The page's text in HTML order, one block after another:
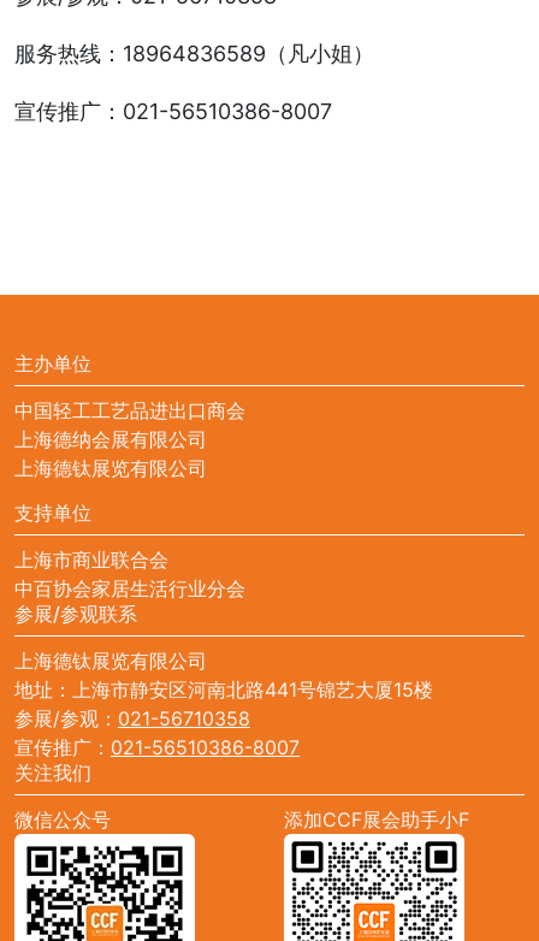
服务热线：18964836589（凡小姐）
宣传推广：021-56510386-8007
主办单位
中国轻工工艺品进出口商会
上海德纳会展有限公司
上海德钛展览有限公司
支持单位
上海市商业联合会
中百协会家居生活行业分会
参展/参观联系
上海德钛展览有限公司
地址：上海市静安区河南北路441号锦艺大厦15楼
参展/参观： 021-56710358
宣传推广： 021-56510386-8007
关注我们
微信公众号
添加CCF展会助手小F